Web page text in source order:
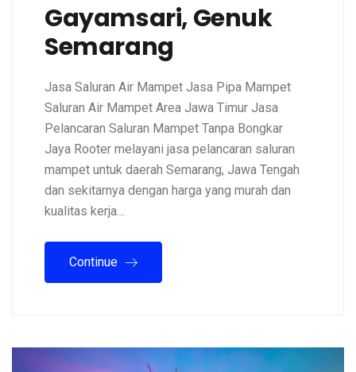
Gayamsari, Genuk
Semarang
Jasa Saluran Air Mampet Jasa Pipa Mampet
Saluran Air Mampet Area Jawa Timur Jasa
Pelancaran Saluran Mampet Tanpa Bongkar
Jaya Rooter melayani jasa pelancaran saluran
mampet untuk daerah Semarang, Jawa Tengah
dan sekitarnya dengan harga yang murah dan
kualitas kerja…
Continue